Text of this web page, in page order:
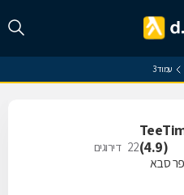
עמוד 3
(
4.9
)
22 דירוגים